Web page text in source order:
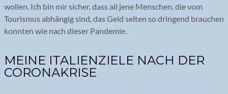
wollen. Ich bin mir sicher, dass all jene Menschen, die vom
Tourismus abhängig sind, das Geld selten so dringend brauchen
konnten wie nach dieser Pandemie.
MEINE ITALIENZIELE NACH DER
CORONAKRISE